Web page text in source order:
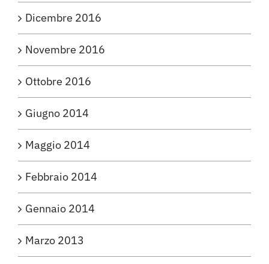
Dicembre 2016
Novembre 2016
Ottobre 2016
Giugno 2014
Maggio 2014
Febbraio 2014
Gennaio 2014
Marzo 2013